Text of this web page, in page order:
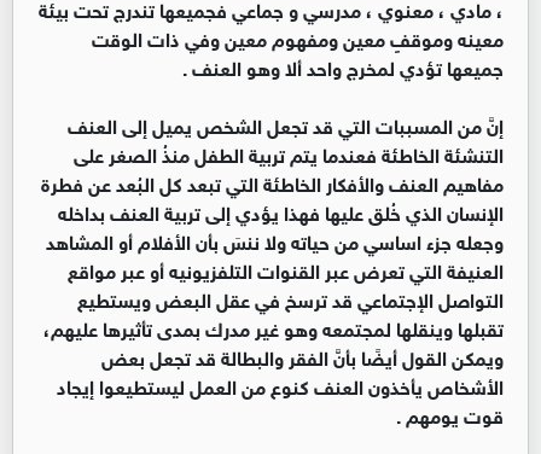
، مادي ، معنوي ، مدرسي و جماعي فجميعها تندرج تحت بيئة
معينه وموقفٍ معين ومفهوم معين وفي ذات الوقت
جميعها تؤدي لمخرج واحد ألا وهو العنف .
إنَّ من المسببات التي قد تجعل الشخص يميل إلى العنف
التنشئة الخاطئة فعندما يتم تربية الطفل منذُ الصغر على
مفاهيم العنف والأفكار الخاطئة التي تبعد كل البُعد عن فطرة
الإنسان الذي خُلق عليها فهذا يؤدي إلى تربية العنف بداخله
وجعله جزء اساسي من حياته ولا ننسَ بأن الأفلام أو المشاهد
العنيفة التي تعرض عبر القنوات التلفزيونيه أو عبر مواقع
التواصل الإجتماعي قد ترسخ في عقل البعض ويستطيع
تقبلها وينقلها لمجتمعه وهو غير مدرك بمدى تأثيرها عليهم،
ويمكن القول أيضًا بأنَّ الفقر والبطالة قد تجعل بعض
الأشخاص يأخذون العنف كنوع من العمل ليستطيعوا إيجاد
قوت يومهم .